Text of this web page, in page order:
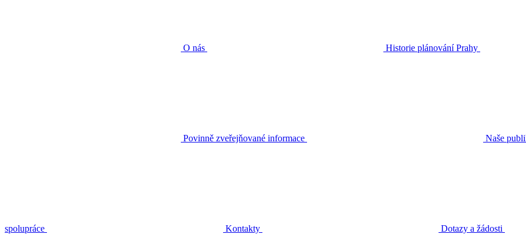
O nás Historie plánování Prahy
Povinně zveřejňované informace Naše
spolupráce Kontakty Dotazy a žádosti